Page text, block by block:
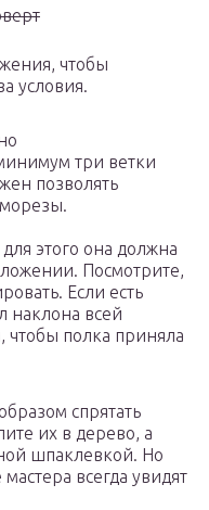
чтобы
условия.
три ветки
позволять
этого она должна
Посмотрите,
Если есть
наклона всей
чтобы полка приняла
спрятать
их в дерево, а
шпаклевкой. Но
всегда увидят